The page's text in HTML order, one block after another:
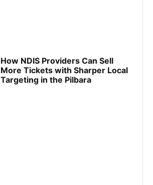
How NDIS Providers Can Sell
More Tickets with Sharper Local
Targeting in the Pilbara